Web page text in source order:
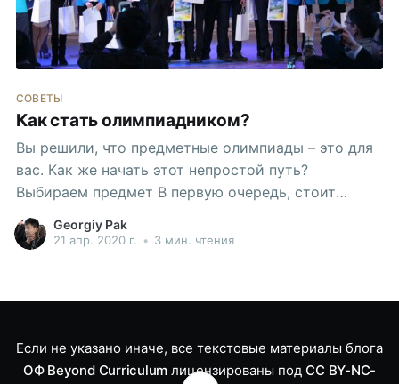
СОВЕТЫ
Как стать олимпиадником?
Вы решили, что предметные олимпиады – это для
вас. Как же начать этот непростой путь?
Выбираем предмет В первую очередь, стоит
определиться с предметом. Скорее всего, вы уже
это сделали. Если нет, то позвольте помочь. *
Самое главное при выборе своего предмета
Georgiy Pak
21 апр. 2020 г. • 3 мин. чтения
Если не указано иначе, все текстовые материалы блога
ОФ Beyond Curriculum лицензированы подCC BY-NC-